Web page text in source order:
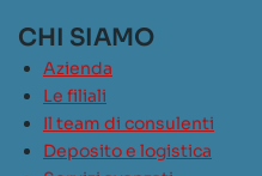
CHI SIAMO
Azienda
Le filiali
Il team di consulenti
Deposito e logistica